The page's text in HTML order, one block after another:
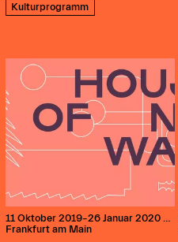
Kulturprogramm
11 Oktober 2019–26 Januar 2020
Frankfurt am Main